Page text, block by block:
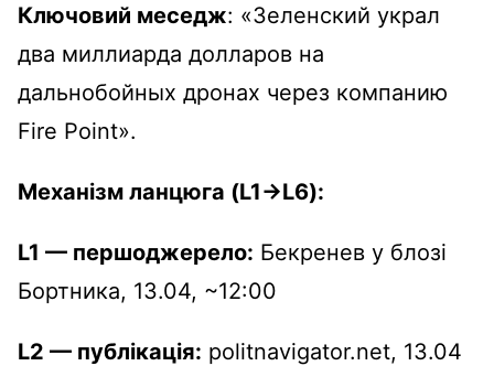
Ключовий меседж: «Зеленский украл
два миллиарда долларов на
дальнобойных дронах через компанию
Fire Point».
Механізм ланцюга (L1→L6):
L1 — першоджерело: Бекренев у блозі
Бортника, 13.04, ~12:00
L2 — публікація: politnavigator.net, 13.04